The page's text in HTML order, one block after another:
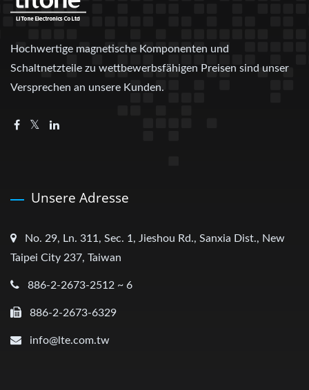
Hochwertige magnetische Komponenten und
Schaltnetzteile zu wettbewerbsfähigen Preisen sind unser
Versprechen an unsere Kunden.
Unsere Adresse
No. 29, Ln. 311, Sec. 1, Jieshou Rd., Sanxia Dist., New
Taipei City 237, Taiwan
886-2-2673-2512 ~ 6
886-2-2673-6329
info@lte.com.tw